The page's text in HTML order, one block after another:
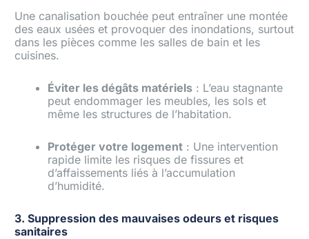
Une canalisation bouchée peut entraîner une montée
des eaux usées et provoquer des inondations, surtout
dans les pièces comme les salles de bain et les
cuisines.
Éviter les dégâts matériels : L’eau stagnante
peut endommager les meubles, les sols et
même les structures de l’habitation.
Protéger votre logement : Une intervention
rapide limite les risques de fissures et
d’affaissements liés à l’accumulation
d’humidité.
3. Suppression des mauvaises odeurs et risques
sanitaires